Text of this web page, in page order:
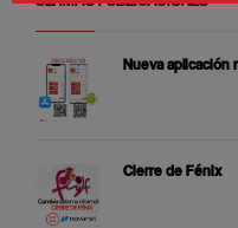
Nueva aplicación
Cierre de Fénix